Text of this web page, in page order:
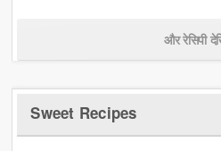
और रेसिपी
Sweet Recipes